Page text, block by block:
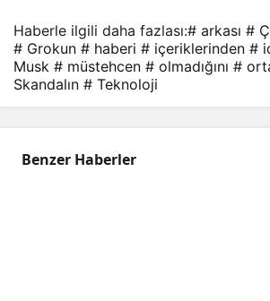
Haberle ilgili daha fazlası:# arkası #
# Grokun # haberi # içeriklerinden #
Musk # müstehcen # olmadığını #
Skandalın # Teknoloji
Benzer Haberler